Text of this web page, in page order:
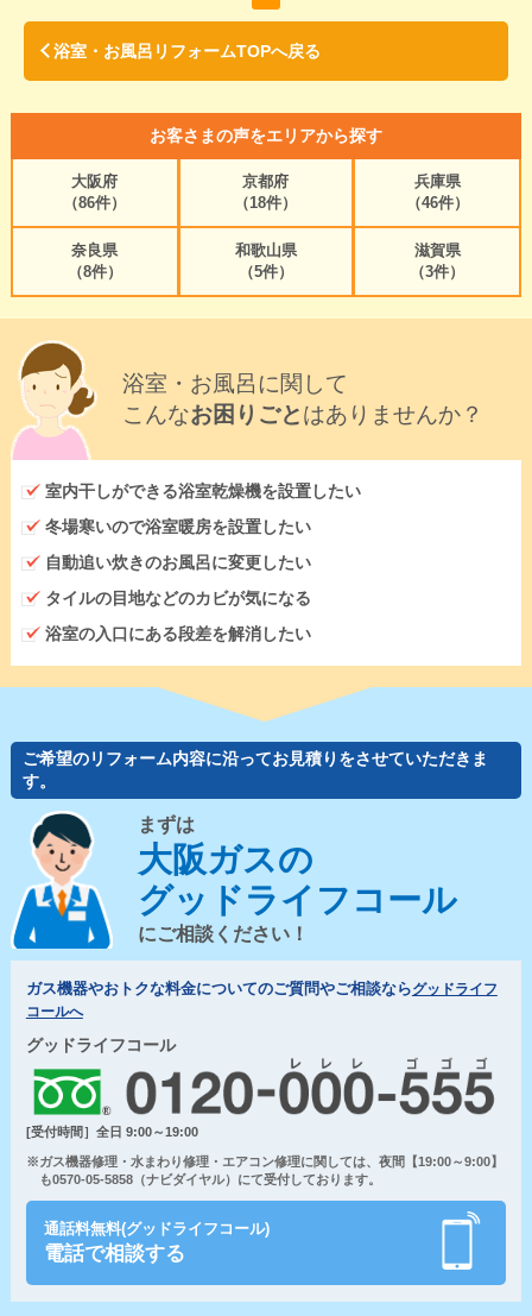
浴室・お風呂リフォームTOPへ戻る
お客さまの声をエリアから探す
大阪府
（86件）
京都府
（18件）
兵庫県
（46件）
奈良県
（8件）
和歌山県
（5件）
滋賀県
（3件）
浴室・お風呂に関して
こんなお困りごとはありませんか？
室内干しができる浴室乾燥機を設置したい
冬場寒いので浴室暖房を設置したい
自動追い炊きのお風呂に変更したい
タイルの目地などのカビが気になる
浴室の入口にある段差を解消したい
ご希望のリフォーム内容に沿ってお見積りをさせていただきま
す。
まずは
大阪ガスの
グッドライフコール
にご相談ください！
ガス機器やおトクな料金についてのご質問やご相談ならグッドライフ
コールへ
グッドライフコール
[受付時間］全日 9:00～19:00
※ガス機器修理・水まわり修理・エアコン修理に関しては、夜間【19:00～9:00】
も0570-05-5858（ナビダイヤル）にて受付しております。
通話料無料(グッドライフコール)
電話で相談する